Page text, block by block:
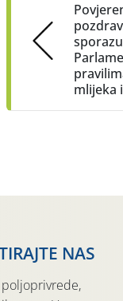
mlijeka
NAS